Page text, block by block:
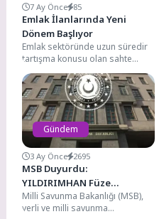
7 Ay Önce 85
Emlak İlanlarında Yeni
Dönem Başlıyor
Emlak sektöründe uzun süredir
tartışma konusu olan sahte
ilanlar ve fahiş fiyat artışlarına
karşı önemli...
Gündem
3 Ay Önce 2695
MSB Duyurdu:
YILDIRIMHAN Füze
Sisteminde Saha Testleri
Sürüyor
Milli Savunma Bakanlığı (MSB),
yerli ve milli savunma